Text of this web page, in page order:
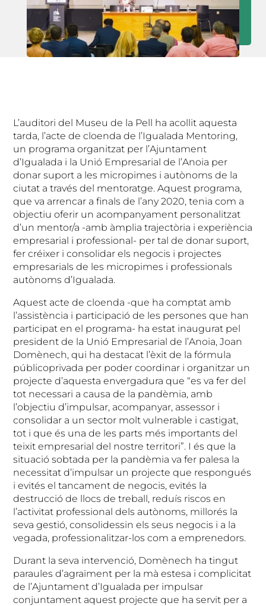
L’auditori del Museu de la Pell ha acollit aquesta
tarda, l’acte de cloenda de l’Igualada Mentoring,
un programa organitzat per l’Ajuntament
d’Igualada i la Unió Empresarial de l’Anoia per
donar suport a les micropimes i autònoms de la
ciutat a través del mentoratge. Aquest programa,
que va arrencar a finals de l’any 2020, tenia com a
objectiu oferir un acompanyament personalitzat
d’un mentor/a -amb àmplia trajectòria i experiència
empresarial i professional- per tal de donar suport,
fer créixer i consolidar els negocis i projectes
empresarials de les micropimes i professionals
autònoms d’Igualada.
Aquest acte de cloenda -que ha comptat amb
l’assistència i participació de les persones que han
participat en el programa- ha estat inaugurat pel
president de la Unió Empresarial de l’Anoia, Joan
Domènech, qui ha destacat l’èxit de la fórmula
públicoprivada per poder coordinar i organitzar un
projecte d’aquesta envergadura que “es va fer del
tot necessari a causa de la pandèmia, amb
l’objectiu d’impulsar, acompanyar, assessor i
consolidar a un sector molt vulnerable i castigat,
tot i que és una de les parts més importants del
teixit empresarial del nostre territori”. I és que la
situació sobtada per la pandèmia va fer palesa la
necessitat d’impulsar un projecte que respongués
i evités el tancament de negocis, evités la
destrucció de llocs de treball, reduís riscos en
l’activitat professional dels autònoms, millorés la
seva gestió, consolidessin els seus negocis i a la
vegada, professionalitzar-los com a emprenedors.
Durant la seva intervenció, Domènech ha tingut
paraules d’agraïment per la mà estesa i complicitat
de l’Ajuntament d’Igualada per impulsar
conjuntament aquest projecte que ha servit per a